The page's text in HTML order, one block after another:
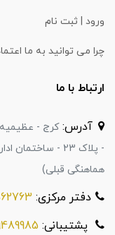
ورود | ثبت نام
چرا می توانید به ما
ارتباط با ما
آدرس:کرج - عظیمیه
هماهنگی قبلی)
دفتر مرکزی:
پشتیبانی: